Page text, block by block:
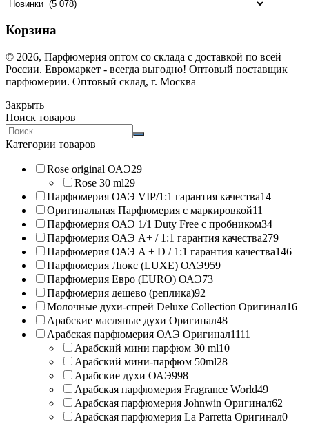
Корзина
© 2026, Парфюмерия оптом со склада с доставкой по всей
России. Евромаркет - всегда выгодно! Оптовый поставщик
парфюмерии. Оптовый склад, г. Москва
Закрыть
Поиск товаров
Search
products:
Категории товаров
Rose original ОАЭ29
Rose 30 ml29
Парфюмерия ОАЭ VIP/1:1 гарантия качества14
Оригинальная Парфюмерия с маркировкой11
Парфюмерия ОАЭ 1/1 Duty Free с пробником34
Парфюмерия ОАЭ A+ / 1:1 гарантия качества279
Парфюмерия ОАЭ A + D / 1:1 гарантия качества146
Парфюмерия Люкс (LUXE) ОАЭ959
Парфюмерия Евро (EURO) ОАЭ73
Парфюмерия дешево (реплика)92
Молочные духи-спрей Deluxe Collection Оригинал16
Арабские масляные духи Оригинал48
Арабская парфюмерия ОАЭ Оригинал1111
Арабский мини парфюм 30 ml10
Арабский мини-парфюм 50ml28
Арабские духи ОАЭ998
Арабская парфюмерия Fragrance World49
Арабская парфюмерия Johnwin Оригинал62
Арабская парфюмерия La Parretta Оригинал0